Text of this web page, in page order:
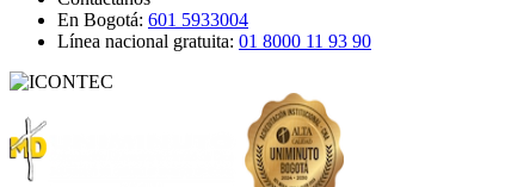
En Bogotá: 601 5933004
Línea nacional gratuita: 01 8000 11 93 90